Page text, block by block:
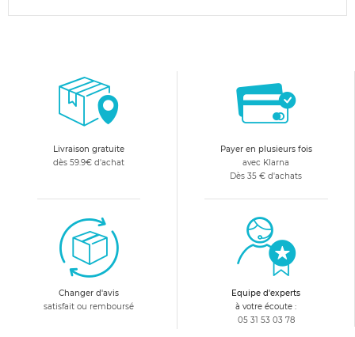
Livraison gratuite
dès 59.9€ d'achat
Payer en plusieurs fois
avec Klarna
Dès 35 € d'achats
Changer d'avis
satisfait ou remboursé
Equipe d'experts
à votre écoute :
05 31 53 03 78